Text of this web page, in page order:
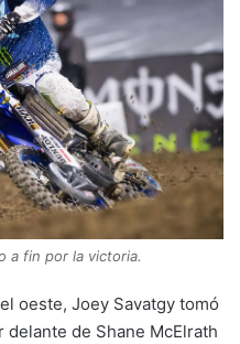
a fin por la victoria.
oeste, Joey Savatgy tomó
de Shane McElrath